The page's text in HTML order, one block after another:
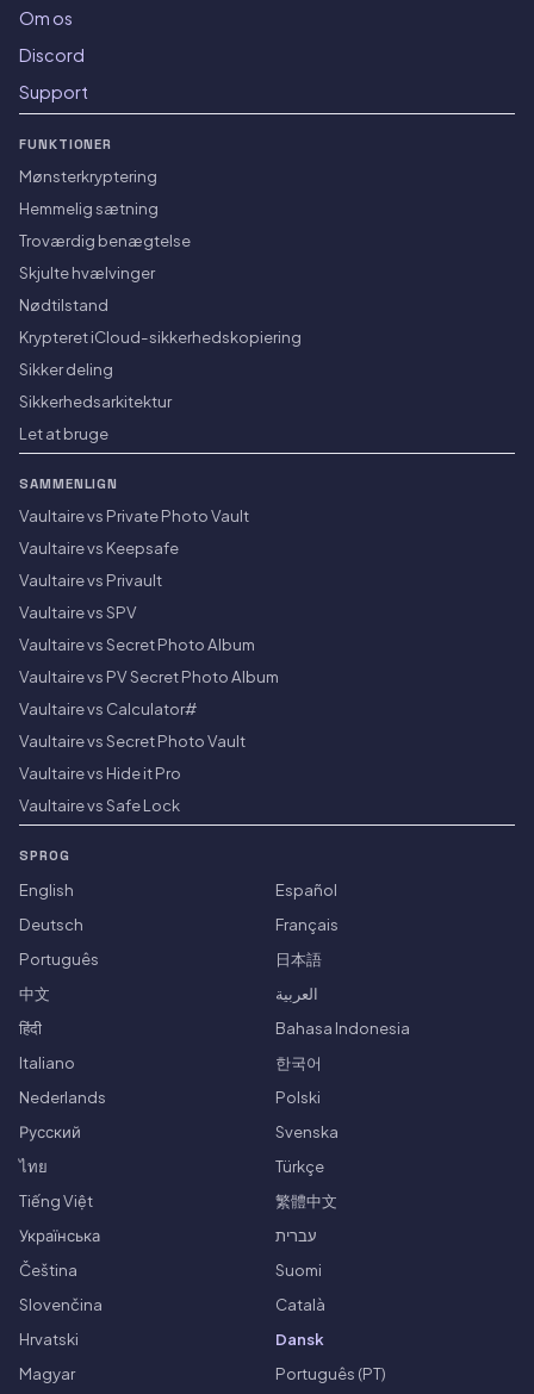
Om os
Discord
Support
FUNKTIONER
Mønsterkryptering
Hemmelig sætning
Troværdig benægtelse
Skjulte hvælvinger
Nødtilstand
Krypteret iCloud-sikkerhedskopiering
Sikker deling
Sikkerhedsarkitektur
Let at bruge
SAMMENLIGN
Vaultaire vs Private Photo Vault
Vaultaire vs Keepsafe
Vaultaire vs Privault
Vaultaire vs SPV
Vaultaire vs Secret Photo Album
Vaultaire vs PV Secret Photo Album
Vaultaire vs Calculator#
Vaultaire vs Secret Photo Vault
Vaultaire vs Hide it Pro
Vaultaire vs Safe Lock
SPROG
English
Español
Deutsch
Français
Português
日本語
中文
العربية
हिंदी
Bahasa Indonesia
Italiano
한국어
Nederlands
Polski
Русский
Svenska
ไทย
Türkçe
Tiếng Việt
繁體中文
Українська
עברית
Čeština
Suomi
Slovenčina
Català
Hrvatski
Dansk
Magyar
Português (PT)